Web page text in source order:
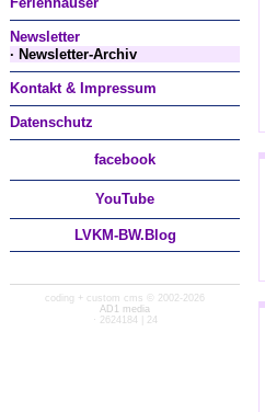
Newsletter
· Newsletter-Archiv
Kontakt & Impressum
Datenschutz
facebook
YouTube
LVKM-BW.Blog
coding + custom cms © 2002-2026
AD1 media
· 2624184 | 24